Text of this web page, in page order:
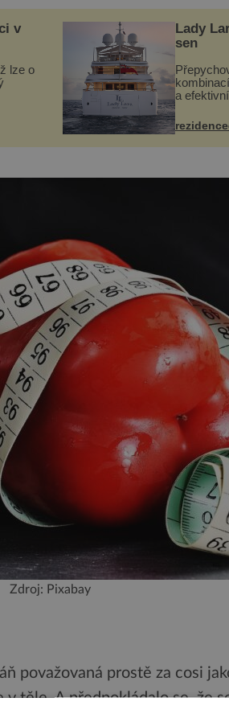
v
lze o
Lady
sen
a
značka
vybaveny
přístav
Zdroj: Pixabay
považovaná prostě za cosi
těle. A předpokládalo se, že